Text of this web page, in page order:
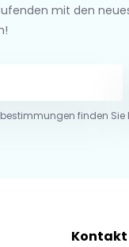
mit den
finden Sie
Kontakt